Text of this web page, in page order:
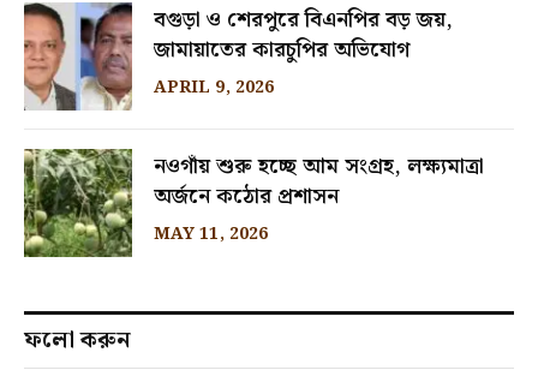
বগুড়া ও শেরপুরে বিএনপির বড় জয়,
জামায়াতের কারচুপির অভিযোগ
APRIL 9, 2026
নওগাঁয় শুরু হচ্ছে আম সংগ্রহ, লক্ষ্যমাত্রা
অর্জনে কঠোর প্রশাসন
MAY 11, 2026
ফলো করুন